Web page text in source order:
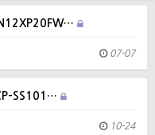
07-07
SS101…
10-24